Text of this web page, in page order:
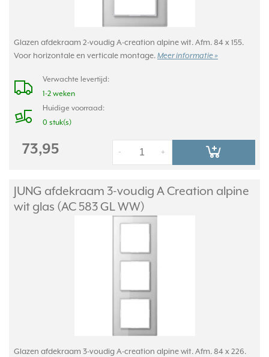
Glazen afdekraam 2-voudig A-creation alpine wit. Afm. 84 x 155.
Voor horizontale en verticale montage. Meer informatie »
Verwachte levertijd:
1-2 weken
Huidige voorraad:
0 stuk(s)
73,95 +
-
JUNG afdekraam 3-voudig A Creation alpine
wit glas (AC 583 GL WW)
Glazen afdekraam 3-voudig A-creation alpine wit. Afm. 84 x 226.